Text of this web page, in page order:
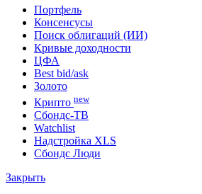
Портфель
Консенсусы
Поиск облигаций (ИИ)
Кривые доходности
ЦФА
Best bid/ask
Золото
Крипто new
Сбондс-ТВ
Watchlist
Надстройка XLS
Сбондс Люди
Закрыть